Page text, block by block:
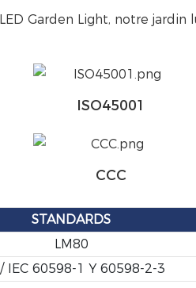
Garden Light, notre
ISO45001
CCC
STANDARDS
LM80
/ IEC 60598-1 Y 60598-2-3